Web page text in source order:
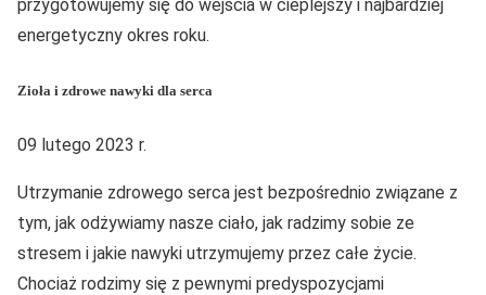
przygotowujemy się do wejścia w cieplejszy i najbardziej
energetyczny okres roku.
Zioła i zdrowe nawyki dla serca
09 lutego 2023 r.
Utrzymanie zdrowego serca jest bezpośrednio związane z
tym, jak odżywiamy nasze ciało, jak radzimy sobie ze
stresem i jakie nawyki utrzymujemy przez całe życie.
Chociaż rodzimy się z pewnymi predyspozycjami